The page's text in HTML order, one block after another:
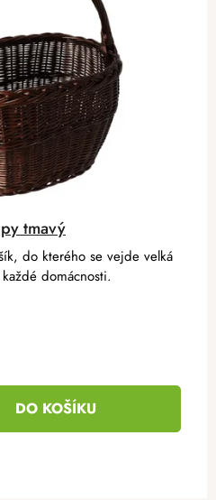
tmavý
DO KOŠÍKU
do kterého se vejde velká
domácnosti.